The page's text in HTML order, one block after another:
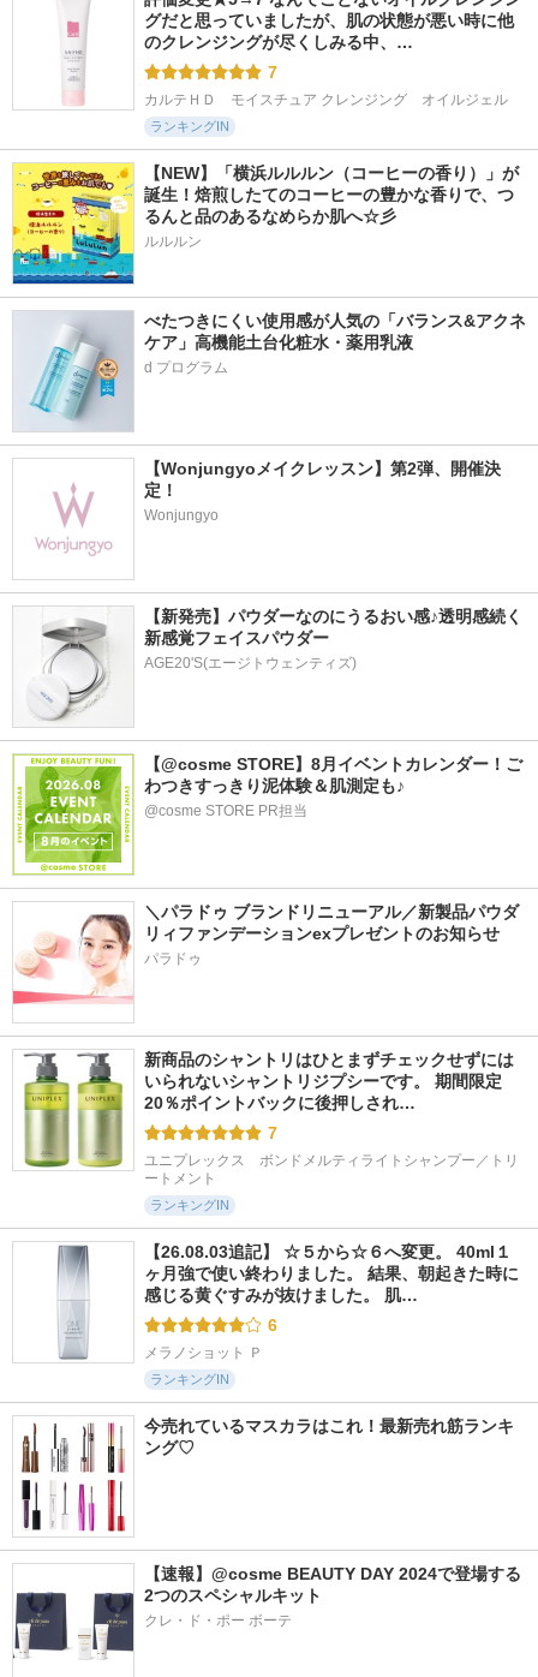
グだと思っていましたが、肌の状態が悪い時に他
のクレンジングが尽くしみる中、…
7
カルテＨＤ　モイスチュア クレンジング　オイルジェル
ランキングIN
【NEW】「横浜ルルルン（コーヒーの香り）」が
誕生！焙煎したてのコーヒーの豊かな香りで、つ
るんと品のあるなめらか肌へ☆彡
ルルルン
べたつきにくい使用感が人気の「バランス&アクネ
ケア」高機能土台化粧水・薬用乳液
【Wonjungyoメイクレッスン】第2弾、開催決
定！
Wonjungyo
【新発売】パウダーなのにうるおい感♪透明感続く
新感覚フェイスパウダー
AGE20'S(エージトウェンティズ)
【@cosme STORE】8月イベントカレンダー！ご
わつきすっきり泥体験＆肌測定も♪
@cosme STORE PR担当
＼パラドゥ ブランドリニューアル／新製品パウダ
リィファンデーションexプレゼントのお知らせ
パラドゥ
新商品のシャントリはひとまずチェックせずには
いられないシャントリジプシーです。 期間限定
20％ポイントバックに後押しされ…
7
ユニプレックス　ボンドメルティライトシャンプー／トリ
ートメント
ランキングIN
【26.08.03追記】 ☆５から☆６へ変更。 40ml１
ヶ月強で使い終わりました。 結果、朝起きた時に
感じる黄ぐすみが抜けました。 肌…
6
メラノショット Ｐ
ランキングIN
今売れているマスカラはこれ！最新売れ筋ランキ
ング♡
【速報】@cosme BEAUTY DAY 2024で登場する
2つのスペシャルキット
クレ・ド・ポー ボーテ